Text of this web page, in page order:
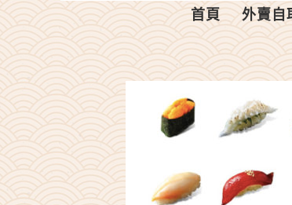
首頁 外賣自